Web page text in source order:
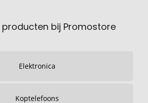
producten bij Promostore
Elektronica
Koptelefoons